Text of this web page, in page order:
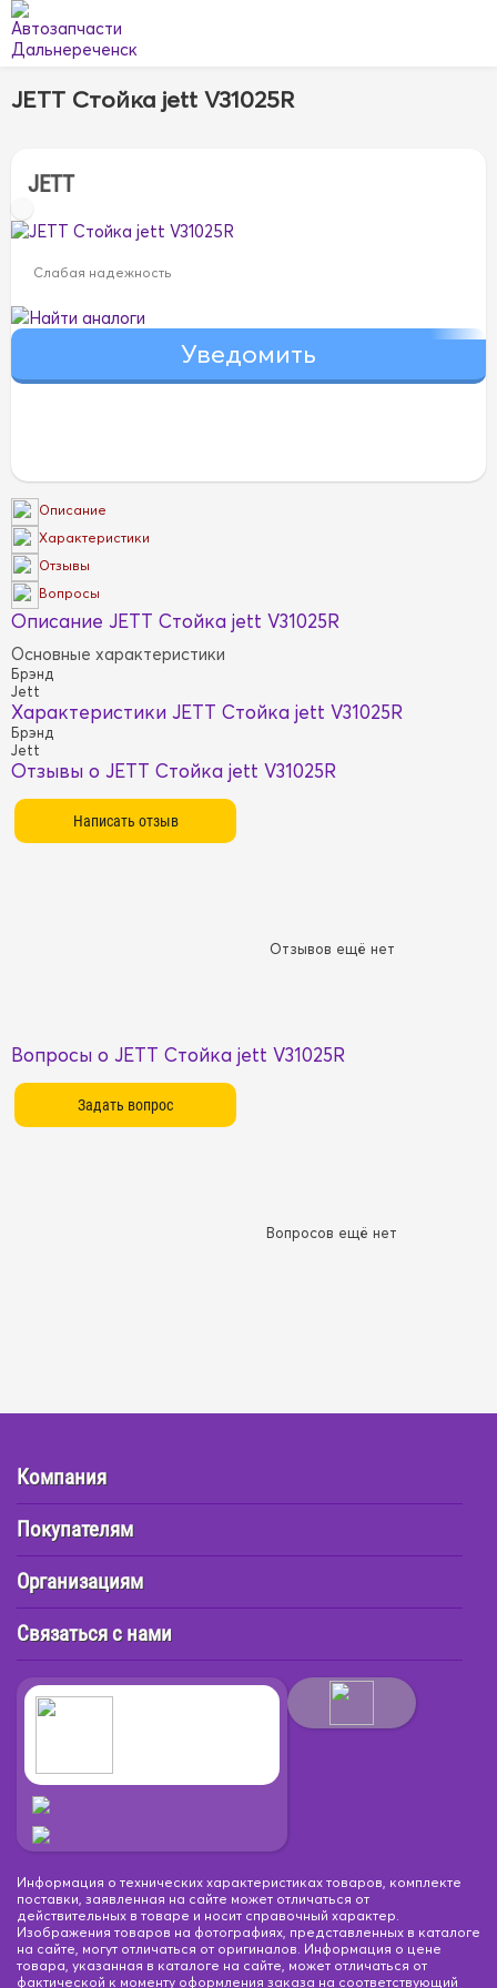
JETT Стойка jett V31025R
JETT
Слабая надежность
Найти аналоги
Описание
Характеристики
Отзывы
Вопросы
Описание JETT Стойка jett V31025R
Основные характеристики
Брэнд
Jett
Характеристики JETT Стойка jett V31025R
Брэнд
Jett
Отзывы о JETT Стойка jett V31025R
Отзывов ещё нет
Вопросы о JETT Стойка jett V31025R
Вопросов ещё нет
Компания
Покупателям
Организациям
Связаться с нами
Информация о технических характеристиках товаров, комплекте
поставки, заявленная на сайте может отличаться от
действительных в товаре и носит справочный характер.
Изображения товаров на фотографиях, представленных в каталоге
на сайте, могут отличаться от оригиналов. Информация о цене
товара, указанная в каталоге на сайте, может отличаться от
фактической к моменту оформления заказа на соответствующий